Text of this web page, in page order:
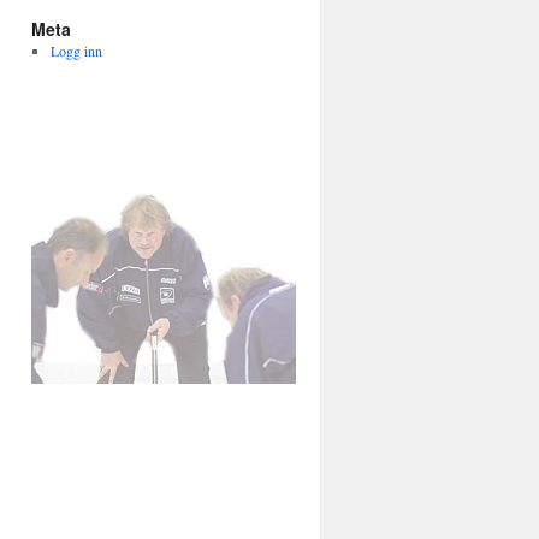
Meta
Logg inn